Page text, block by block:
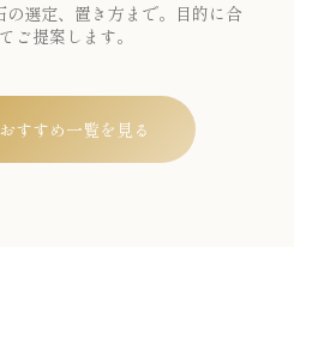
選定、置き方まで。目的に合
ご提案します。
すすめ一覧を見る